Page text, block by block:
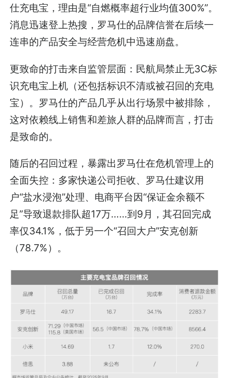
仕充电宝，理由是“自燃概率超行业均值300%”。
消息迅速登上热搜，罗马仕的品牌信誉在后续一
连串的产品安全与经营危机中迅速崩盘。
更致命的打击来自监管层面：民航局禁止无3C标
识充电宝上机（还包括标识不清或被召回的充电
宝）。罗马仕的产品几乎从出行场景中被排除，
这对依赖线上销售和差旅人群的品牌而言，打击
是致命的。
随后的召回过程，暴露出罗马仕在危机管理上的
全面失控：多家快递公司拒收、罗马仕建议用
户“盐水浸泡”处理、电商平台因“保证金余额不
足”导致退款排队超17万……到9月，其召回完成
率仅34.1%，低于另一个“召回大户”安克创新
（78.7%）。